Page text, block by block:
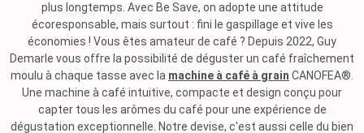
plus longtemps. Avec Be Save, on adopte une attitude
écoresponsable, mais surtout : fini le gaspillage et vive les
économies ! Vous êtes amateur de café ? Depuis 2022, Guy
Demarle vous offre la possibilité de déguster un café fraîchement
moulu à chaque tasse avec la machine à café à grain CANOFEA®.
Une machine à café intuitive, compacte et design conçu pour
capter tous les arômes du café pour une expérience de
dégustation exceptionnelle. Notre devise, c'est aussi celle du bien